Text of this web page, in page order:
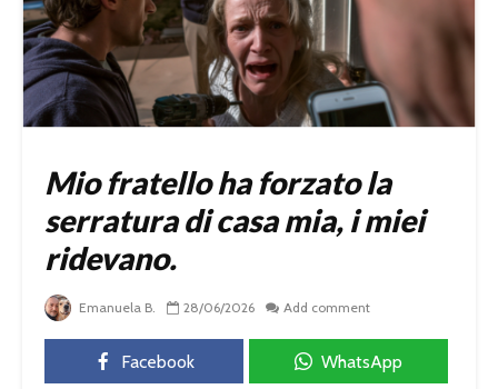
Mio fratello ha forzato la
serratura di casa mia, i miei
ridevano.
Emanuela B. 28/06/2026 Add comment
Facebook WhatsApp